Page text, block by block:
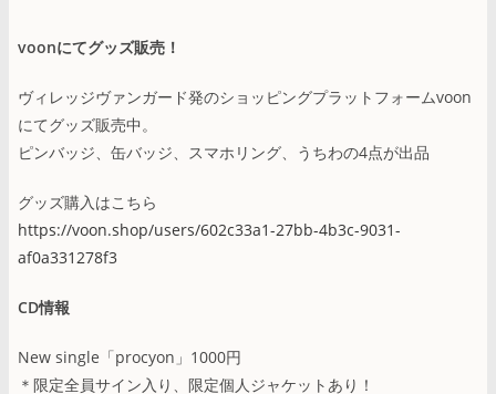
voonにてグッズ販売！
ヴィレッジヴァンガード発のショッピングプラットフォームvoon
にてグッズ販売中。
ピンバッジ、缶バッジ、スマホリング、うちわの4点が出品
グッズ購入はこちら
https://voon.shop/users/602c33a1-27bb-4b3c-9031-
af0a331278f3
CD情報
New single「procyon」1000円
＊限定全員サイン入り、限定個人ジャケットあり！